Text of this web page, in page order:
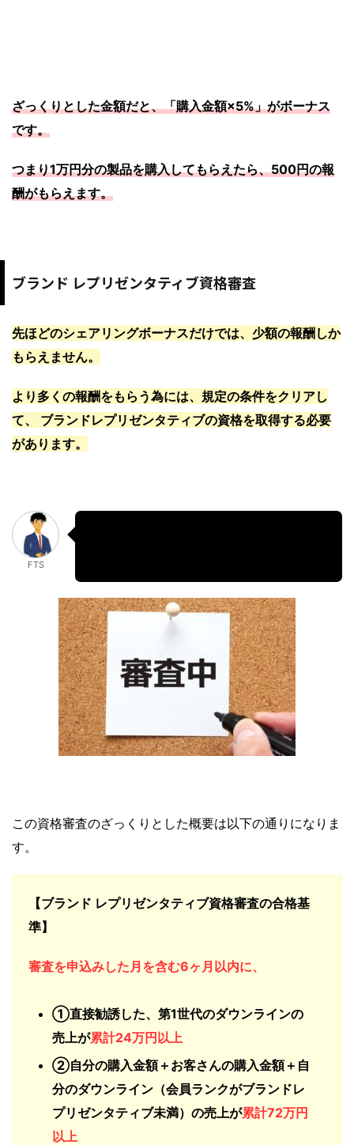
ざっくりとした金額だと、「購入金額×5%」がボーナス
です。
つまり1万円分の製品を購入してもらえたら、500円の報
酬がもらえます。
ブランド レプリゼンタティブ資格審査
先ほどのシェアリングボーナスだけでは、少額の報酬しか
もらえません。
より多くの報酬をもらう為には、規定の条件をクリアし
て、 ブランドレプリゼンタティブの資格を取得する必要
があります。
FTS
この資格審査のざっくりとした概要は以下の通りになりま
す。
【ブランド レプリゼンタティブ資格審査の合格基
準】
審査を申込みした月を含む6ヶ月以内に、
①直接勧誘した、第1世代のダウンラインの
売上が累計24万円以上
②自分の購入金額＋お客さんの購入金額＋自
分のダウンライン（会員ランクがブランドレ
プリゼンタティブ未満）の売上が累計72万円
以上